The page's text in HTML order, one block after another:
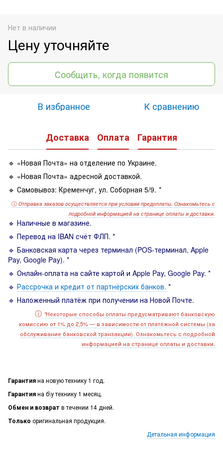
Нет в наличии
Цену уточняйте
Сообщить, когда появится
В избранное К сравнению
Доставка Оплата Гарантия
🔹 «Новая Почта» на отделение по Украине.
🔹 «Новая Почта» адресной доставкой.
🔹 Самовывоз: Кременчуг, ул. Соборная 5/9. *
ⓘ Отправка заказов осуществляется при условии предоплаты. Ознакомьтесь с
подробной информацией на странице оплаты и доставки.
🔹 Наличные в магазине.
🔹 Перевод на IBAN счёт ФЛП. *
🔹 Банковская карта через терминал (POS-терминал, Apple
Pay, Google Pay). *
🔹 Онлайн-оплата на сайте картой и Apple Pay, Google Pay. *
🔹 Рассрочка и кредит от партнёрских банков. *
🔹 Наложенный платёж при получении на Новой Почте.
ⓘ *Некоторые способы оплаты предусматривают банковскую
комиссию от 1% до 2,5% — в зависимости от платёжной системы (за
обслуживание банковской транзакции). Ознакомьтесь с подробной
информацией на странице оплаты и доставки.
Гарантияна новую технику 1 год.
Гарантияна б\у технику 1 месяц.
Обмен и возврат в течении 14 дней.
Только оригинальная продукция.
Детальная информация